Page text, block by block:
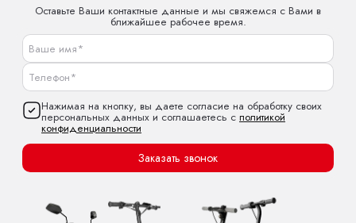
Оставьте Ваши контактные данные и мы свяжемся с Вами в
ближайшее рабочее время.
Нажимая на кнопку, вы даете согласие на обработку своих
персональных данных и соглашаетесь с политикой
конфиденциальности
Заказать звонок